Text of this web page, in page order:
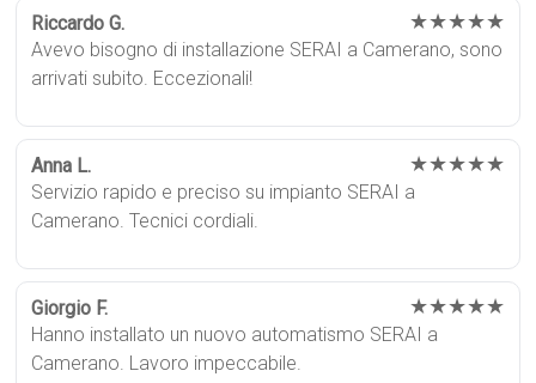
Riccardo G. ★★★★★
Avevo bisogno di installazione SERAI a Camerano, sono
arrivati subito. Eccezionali!
Anna L. ★★★★★
Servizio rapido e preciso su impianto SERAI a
Camerano. Tecnici cordiali.
Giorgio F. ★★★★★
Hanno installato un nuovo automatismo SERAI a
Camerano. Lavoro impeccabile.